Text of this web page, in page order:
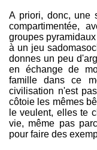
A priori, donc, une
compartimentée,
groupes
à un jeu
donnes un peu
en échange de
famille dans ce
civilisation n'est
côtoie les mêmes
le veulent, elles te
vie, même pas
pour faire des